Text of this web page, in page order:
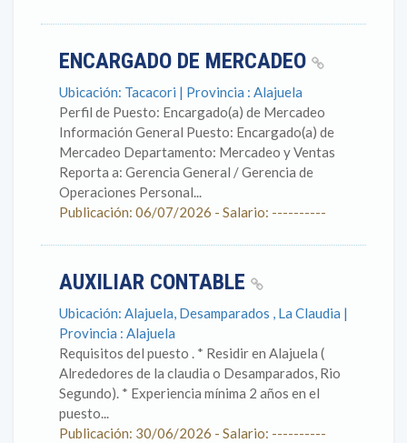
ENCARGADO DE MERCADEO
Ubicación: Tacacori | Provincia : Alajuela
Perfil de Puesto: Encargado(a) de Mercadeo
Información General Puesto: Encargado(a) de
Mercadeo Departamento: Mercadeo y Ventas
Reporta a: Gerencia General / Gerencia de
Operaciones Personal...
Publicación: 06/07/2026 - Salario: ----------
AUXILIAR CONTABLE
Ubicación: Alajuela, Desamparados , La Claudia |
Provincia : Alajuela
Requisitos del puesto . * Residir en Alajuela (
Alrededores de la claudia o Desamparados, Rio
Segundo). * Experiencia mínima 2 años en el
puesto...
Publicación: 30/06/2026 - Salario: ----------